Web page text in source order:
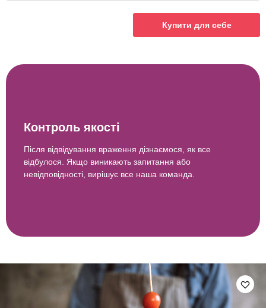
Купити для себе
Контроль якості
Після відвідування враження дізнаємося, як все
відбулося. Якщо виникають запитання або
невідповідності, вирішує все наша команда.